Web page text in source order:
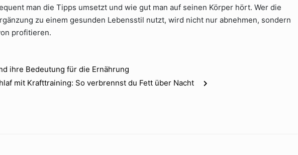
man die Tipps umsetzt und wie gut man auf seinen Körper hört. Wer die
zu einem gesunden Lebensstil nutzt, wird nicht nur abnehmen, sondern
profitieren.
ihre Bedeutung für die Ernährung
mit Krafttraining: So verbrennst du Fett über Nacht